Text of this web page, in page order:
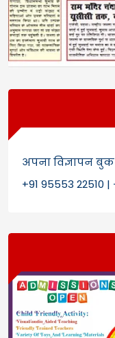
अपना विज्ञापन
+91 95553 22510 |